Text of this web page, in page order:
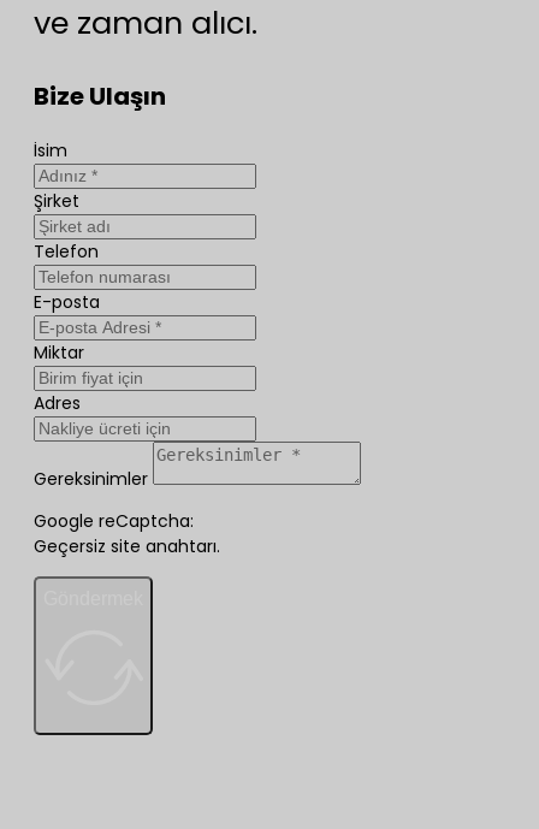
ve zaman alıcı.
Bize Ulaşın
İsim
Şirket
Telefon
E-posta
Miktar
Adres
Gereksinimler
Google reCaptcha:
Geçersiz site anahtarı.